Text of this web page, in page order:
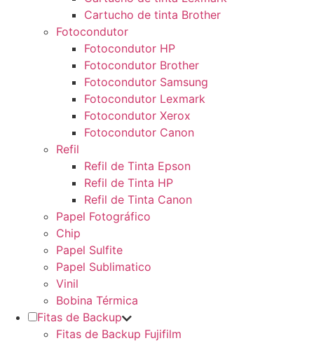
Cartucho de tinta Brother
Fotocondutor
Fotocondutor HP
Fotocondutor Brother
Fotocondutor Samsung
Fotocondutor Lexmark
Fotocondutor Xerox
Fotocondutor Canon
Refil
Refil de Tinta Epson
Refil de Tinta HP
Refil de Tinta Canon
Papel Fotográfico
Chip
Papel Sulfite
Papel Sublimatico
Vinil
Bobina Térmica
Fitas de Backup
Fitas de Backup Fujifilm